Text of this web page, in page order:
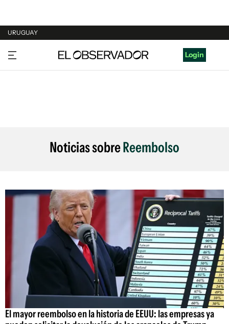
URUGUAY
URUGUAY
ARGENTINA
Login
Noticias sobreReembolso
El mayor reembolso en la historia de EEUU: las empresas ya